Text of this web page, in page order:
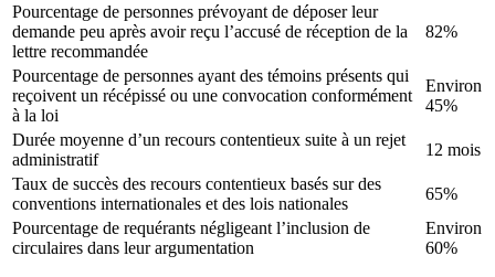
Pourcentage de personnes prévoyant de déposer leur
demande peu après avoir reçu l’accusé de réception de la
lettre recommandée
82%
Pourcentage de personnes ayant des témoins présents qui
reçoivent un récépissé ou une convocation conformément
à la loi
Environ
45%
Durée moyenne d’un recours contentieux suite à un rejet
administratif
12 mois
Taux de succès des recours contentieux basés sur des
conventions internationales et des lois nationales
65%
Pourcentage de requérants négligeant l’inclusion de
circulaires dans leur argumentation
Environ
60%